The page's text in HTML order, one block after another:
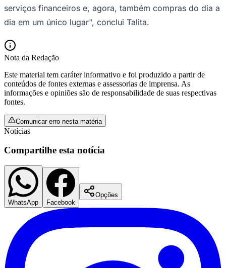
São Paulo
serviços financeiros e, agora, também compras do dia a
dia em um único lugar", conclui Talita.
Nota da Redação
Este material tem caráter informativo e foi produzido a partir de
conteúdos de fontes externas e assessorias de imprensa. As
informações e opiniões são de responsabilidade de suas respectivas
fontes.
Comunicar erro nesta matéria
Notícias
Compartilhe esta notícia
WhatsApp Facebook
Opções